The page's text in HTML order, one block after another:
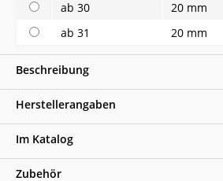
ab 30
20 mm
ab 31
20 mm
Beschreibung
Herstellerangaben
Im Katalog
Zubehör